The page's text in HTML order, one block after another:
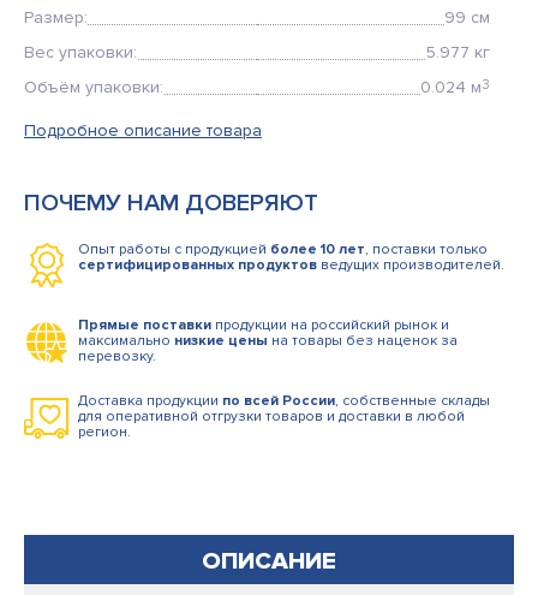
Размер:
99 см
Вес упаковки:
5.977 кг
Объём упаковки:
0.024 м3
Подробное описание товара
ПОЧЕМУ НАМ ДОВЕРЯЮТ
Опыт работы с продукцией более 10 лет, поставки только
сертифицированных продуктов ведущих производителей.
Прямые поставки продукции на российский рынок и
максимально низкие цены на товары без наценок за
перевозку.
Доставка продукции по всей России, собственные склады
для оперативной отгрузки товаров и доставки в любой
регион.
ОПИСАНИЕ